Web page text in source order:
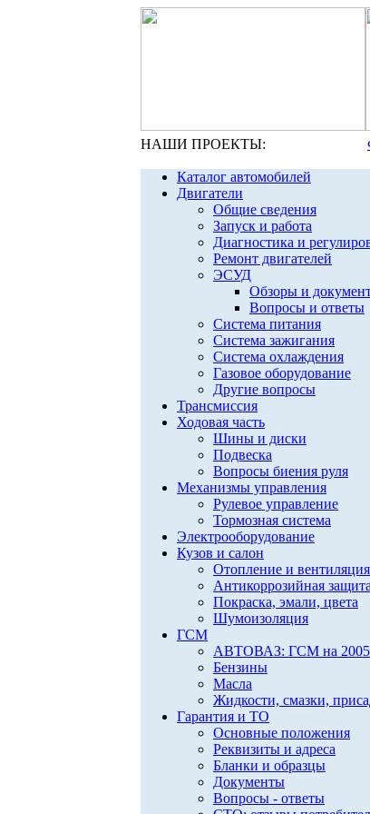
НАШИ ПРОЕКТЫ:
Каталог автомобилей
Двигатели
Общие сведения
Запуск и работа
Диагностика и
Ремонт двигателей
ЭСУД
Обзоры и
Вопросы и ответы
Система питания
Система зажигания
Система охлаждения
Газовое оборудование
Другие вопросы
Трансмиссия
Ходовая часть
Шины и диски
Подвеска
Вопросы биения руля
Механизмы управления
Рулевое управление
Тормозная система
Электрооборудование
Кузов и салон
Отопление и вентиляция
Антикоррозийная защита
Покраска, эмали, цвета
Шумоизоляция
ГСМ
АВТОВАЗ: ГСМ на
Бензины
Масла
Жидкости, смазки,
Гарантия и ТО
Основные положения
Реквизиты и адреса
Бланки и образцы
Документы
Вопросы - ответы